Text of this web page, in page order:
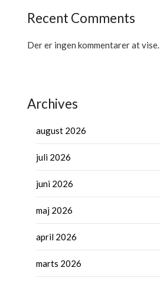
Recent Comments
Der er ingen kommentarer at vise.
Archives
august 2026
juli 2026
juni 2026
maj 2026
april 2026
marts 2026